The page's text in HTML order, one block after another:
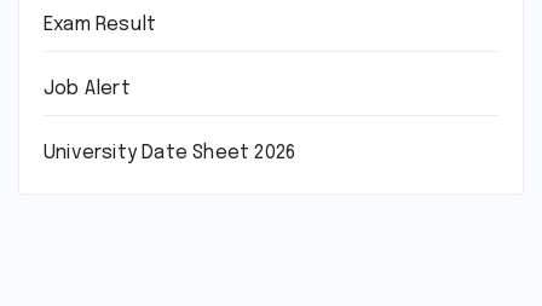
Exam Result
Job Alert
University Date Sheet 2026